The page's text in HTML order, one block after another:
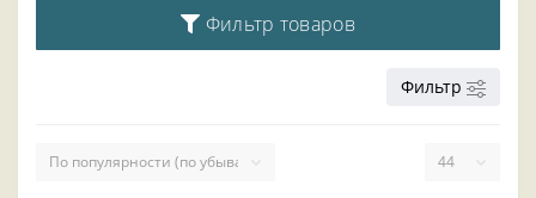
Фильтр товаров
Фильтр